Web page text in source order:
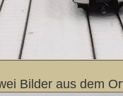
Bilder aus dem